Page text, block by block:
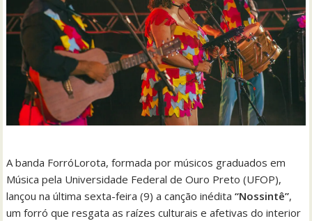
A banda ForróLorota, formada por músicos graduados em
Música pela Universidade Federal de Ouro Preto (UFOP),
lançou na última sexta-feira (9) a canção inédita“Nossintê”,
um forró que resgata as raízes culturais e afetivas do interior